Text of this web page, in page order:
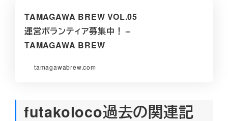
TAMAGAWA BREW VOL.05
運営ボランティア募集中！ –
TAMAGAWA BREW
tamagawabrew.com
futakoloco過去の関連記